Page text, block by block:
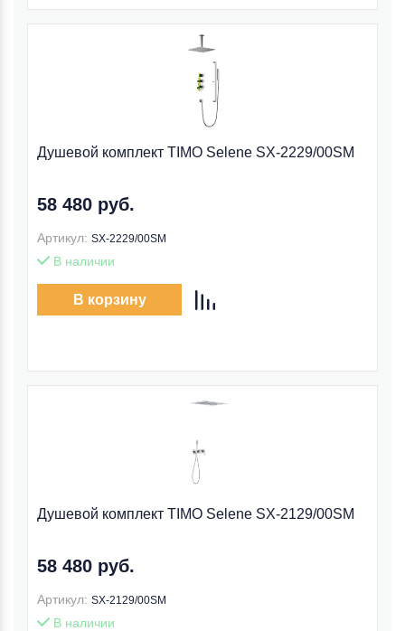
Душевой комплект TIMO Selene SX-2229/00SM
58 480 руб.
Артикул: SX-2229/00SM
В наличии
В корзину
Душевой комплект TIMO Selene SX-2129/00SM
58 480 руб.
Артикул: SX-2129/00SM
В наличии